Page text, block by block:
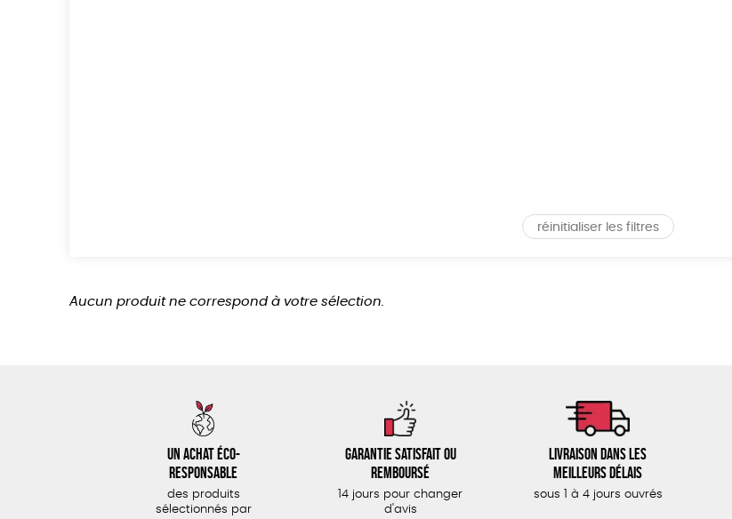
réinitialiser les filtres
Aucun produit ne correspond à votre sélection.
Un achat éco-
responsable
des produits
sélectionnés par
Garantie satisfait ou
remboursé
14 jours pour changer
d'avis
Livraison dans les
meilleurs délais
sous 1 à 4 jours ouvrés